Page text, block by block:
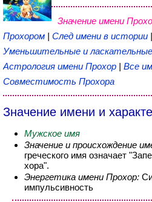
Значение имени
Прохором | След имени в истории |
Уменьшительные и
Астрология имени Прохор | Все
Совместимость Прохора
Значение имени и
Мужское имя
Значение и происхождение
греческого имя означает
хора".
Энергетика имени Прохор:
импульсивность